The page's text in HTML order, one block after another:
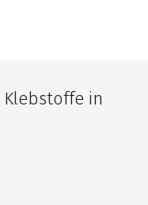
Klebstoffe in